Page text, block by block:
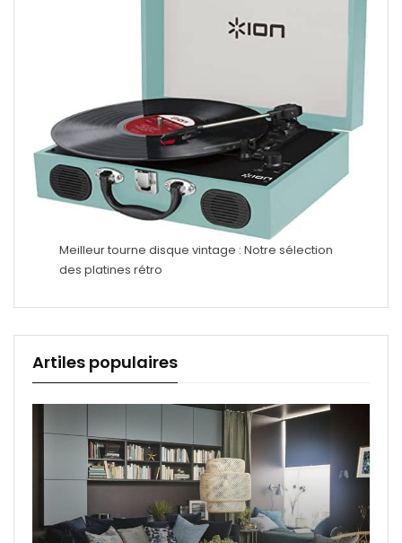
Meilleur tourne disque vintage : Notre sélection
des platines rétro
Artiles populaires